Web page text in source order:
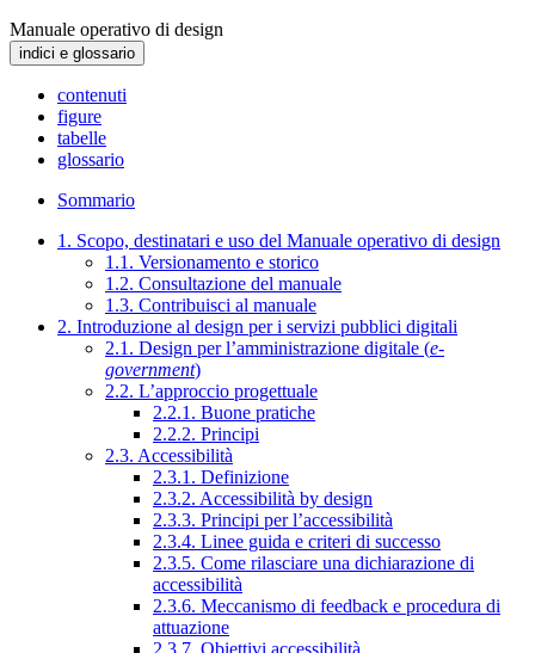
Manuale operativo di design
indici e glossario
contenuti
figure
tabelle
glossario
Sommario
1. Scopo, destinatari e uso del Manuale operativo di design
1.1. Versionamento e storico
1.2. Consultazione del manuale
1.3. Contribuisci al manuale
2. Introduzione al design per i servizi pubblici digitali
2.1. Design per l’amministrazione digitale (e-
government)
2.2. L’approccio progettuale
2.2.1. Buone pratiche
2.2.2. Principi
2.3. Accessibilità
2.3.1. Definizione
2.3.2. Accessibilità by design
2.3.3. Principi per l’accessibilità
2.3.4. Linee guida e criteri di successo
2.3.5. Come rilasciare una dichiarazione di
accessibilità
2.3.6. Meccanismo di feedback e procedura di
attuazione
2.3.7. Obiettivi accessibilità